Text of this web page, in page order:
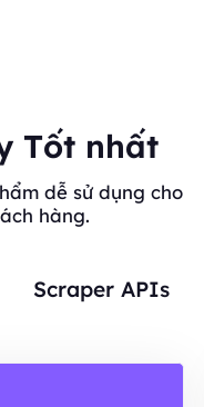
Tốt nhất
dễ sử dụng cho
hàng.
Scraper APIs